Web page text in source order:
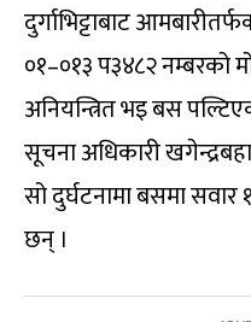
दुर्गाभिट्टाबाट
०१–०१३ प३४८२ नम्बरको
अनियन्त्रित भइ बस
सूचना अधिकारी
सो दुर्घटनामा बसमा सवार
छन् ।